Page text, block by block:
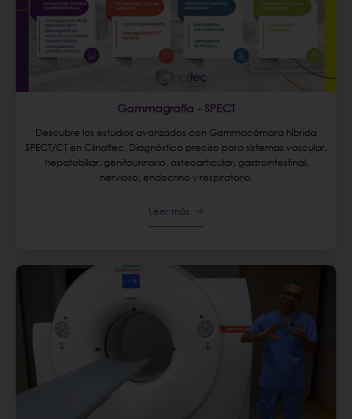
Gammagrafía - SPECT
Descubre los estudios avanzados con Gammacámara híbrida
SPECT/CT en Clinaltec. Diagnóstico preciso para sistemas vascular,
hepatobiliar, genitourinario, osteoarticular, gastrointestinal,
nervioso, endocrino y respiratorio.
Leer más